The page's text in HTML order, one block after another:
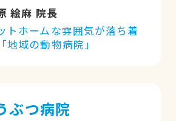
絵麻 院長
トホームな雰囲気が落ち着
地域の動物病院」
ぶつ病院